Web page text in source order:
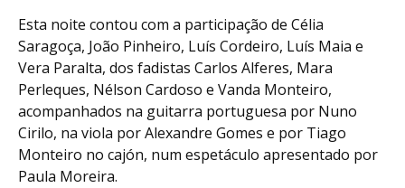
Esta noite contou com a participação de Célia
Saragoça, João Pinheiro, Luís Cordeiro, Luís Maia e
Vera Paralta, dos fadistas Carlos Alferes, Mara
Perleques, Nélson Cardoso e Vanda Monteiro,
acompanhados na guitarra portuguesa por Nuno
Cirilo, na viola por Alexandre Gomes e por Tiago
Monteiro no cajón, num espetáculo apresentado por
Paula Moreira.